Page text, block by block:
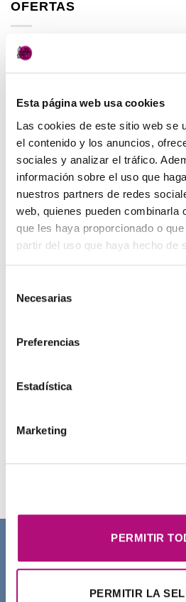
Esta página web usa cookies
Las cookies de este sitio web se
el contenido y los anuncios,
sociales y analizar el tráfico.
información sobre el uso que
nuestros partners de redes
web, quienes pueden combinarla
que les haya proporcionado o
partir del uso que haya hecho de
Necesarias
Preferencias
Estadística
Marketing
PERMITIR
PERMITIR LA
OFERTAS
Elisièr Instant Bond
137,00€ El
original
era:
137,00€.
130,00€El
es:
48,00€ El
precio
original
era:
48,00€.
45,00 €El
precio
actual
es:
(IVA
Paleta de Maquillaje
32,99
El
era:
32,99€.
28,50
precio
es:
(IVA
Maquíllate
11,99€ El
8,50€El(IVA
MEJOR VALORADOS
Pendientes Negro